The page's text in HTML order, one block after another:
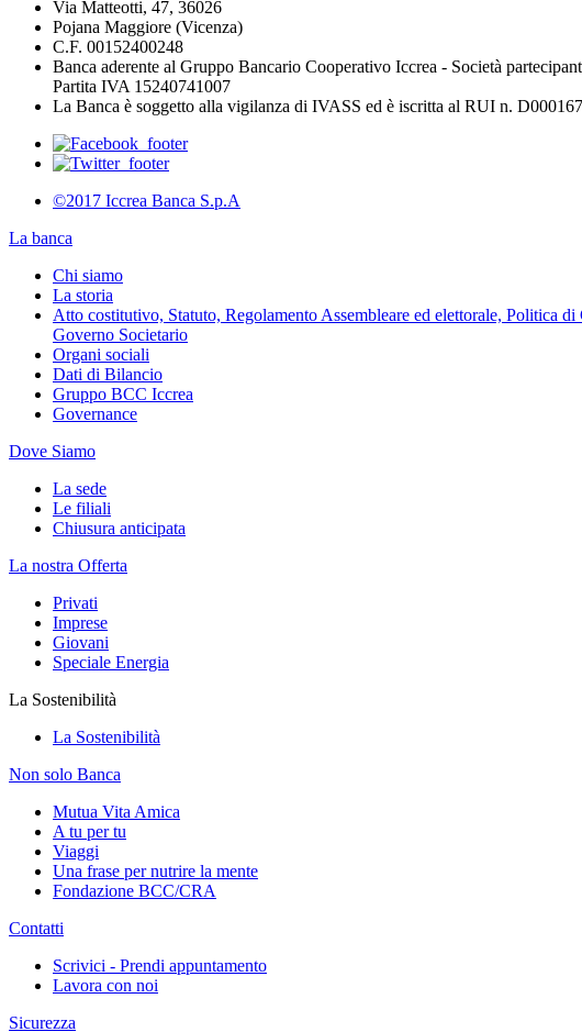
Via Matteotti, 47, 36026
Pojana Maggiore (Vicenza)
C.F. 00152400248
Banca aderente al Gruppo Bancario Cooperativo Iccrea - Società
Partita IVA 15240741007
La Banca è soggetto alla vigilanza di IVASS ed è iscritta al RUI n.
©2017 Iccrea Banca S.p.A
La banca
Chi siamo
La storia
Atto costitutivo, Statuto, Regolamento Assembleare ed elettorale, Politica
Governo Societario
Organi sociali
Dati di Bilancio
Gruppo BCC Iccrea
Governance
Dove Siamo
La sede
Le filiali
Chiusura anticipata
La nostra Offerta
Privati
Imprese
Giovani
Speciale Energia
La Sostenibilità
La Sostenibilità
Non solo Banca
Mutua Vita Amica
A tu per tu
Viaggi
Una frase per nutrire la mente
Fondazione BCC/CRA
Contatti
Scrivici - Prendi appuntamento
Lavora con noi
Sicurezza